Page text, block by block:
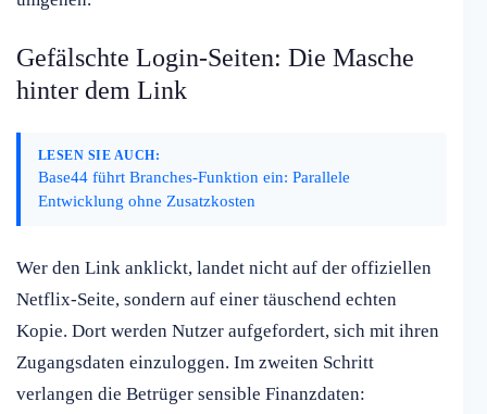
Gefälschte Login-Seiten: Die Masche
hinter dem Link
LESEN SIE AUCH:
Base44 führt Branches-Funktion ein: Parallele
Entwicklung ohne Zusatzkosten
Wer den Link anklickt, landet nicht auf der offiziellen
Netflix-Seite, sondern auf einer täuschend echten
Kopie. Dort werden Nutzer aufgefordert, sich mit ihren
Zugangsdaten einzuloggen. Im zweiten Schritt
verlangen die Betrüger sensible Finanzdaten: